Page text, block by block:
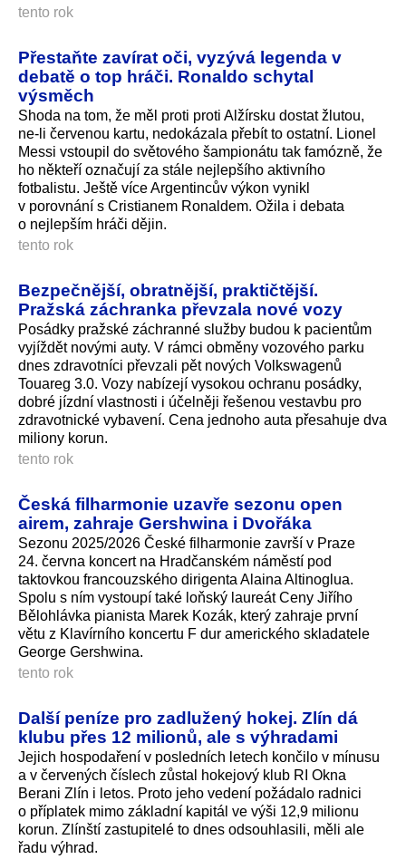
tento rok
Přestaňte zavírat oči, vyzývá legenda v
debatě o top hráči. Ronaldo schytal
výsměch
Shoda na tom, že měl proti proti Alžírsku dostat žlutou,
ne-li červenou kartu, nedokázala přebít to ostatní. Lionel
Messi vstoupil do světového šampionátu tak famózně, že
ho někteří označují za stále nejlepšího aktivního
fotbalistu. Ještě více Argentincův výkon vynikl
v porovnání s Cristianem Ronaldem. Ožila i debata
o nejlepším hráči dějin.
tento rok
Bezpečnější, obratnější, praktičtější.
Pražská záchranka převzala nové vozy
Posádky pražské záchranné služby budou k pacientům
vyjíždět novými auty. V rámci obměny vozového parku
dnes zdravotníci převzali pět nových Volkswagenů
Touareg 3.0. Vozy nabízejí vysokou ochranu posádky,
dobré jízdní vlastnosti i účelněji řešenou vestavbu pro
zdravotnické vybavení. Cena jednoho auta přesahuje dva
miliony korun.
tento rok
Česká filharmonie uzavře sezonu open
airem, zahraje Gershwina i Dvořáka
Sezonu 2025/2026 České filharmonie završí v Praze
24. června koncert na Hradčanském náměstí pod
taktovkou francouzského dirigenta Alaina Altinoglua.
Spolu s ním vystoupí také loňský laureát Ceny Jiřího
Bělohlávka pianista Marek Kozák, který zahraje první
větu z Klavírního koncertu F dur amerického skladatele
George Gershwina.
tento rok
Další peníze pro zadlužený hokej. Zlín dá
klubu přes 12 milionů, ale s výhradami
Jejich hospodaření v posledních letech končilo v mínusu
a v červených číslech zůstal hokejový klub RI Okna
Berani Zlín i letos. Proto jeho vedení požádalo radnici
o příplatek mimo základní kapitál ve výši 12,9 milionu
korun. Zlínští zastupitelé to dnes odsouhlasili, měli ale
řadu výhrad.